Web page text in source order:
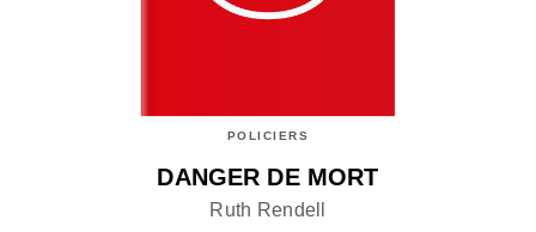
POLICIERS
DANGER DE MORT
Ruth Rendell